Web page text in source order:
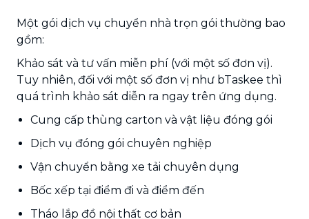
Một gói dịch vụ chuyển nhà trọn gói thường bao
gồm:
Khảo sát và tư vấn miễn phí (với một số đơn vị).
Tuy nhiên, đối với một số đơn vị như bTaskee thì
quá trình khảo sát diễn ra ngay trên ứng dụng.
Cung cấp thùng carton và vật liệu đóng gói
Dịch vụ đóng gói chuyên nghiệp
Vận chuyển bằng xe tải chuyên dụng
Bốc xếp tại điểm đi và điểm đến
Tháo lắp đồ nội thất cơ bản